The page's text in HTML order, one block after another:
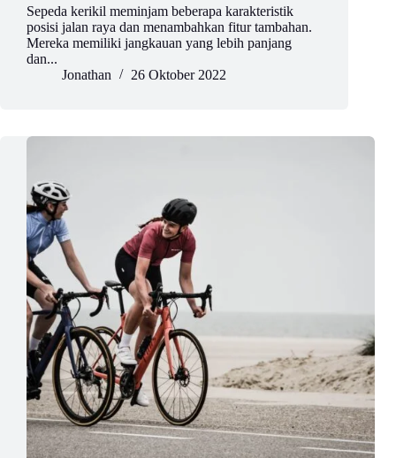
Sepeda kerikil meminjam beberapa karakteristik
posisi jalan raya dan menambahkan fitur tambahan.
Mereka memiliki jangkauan yang lebih panjang
dan...
Jonathan
26 Oktober 2022